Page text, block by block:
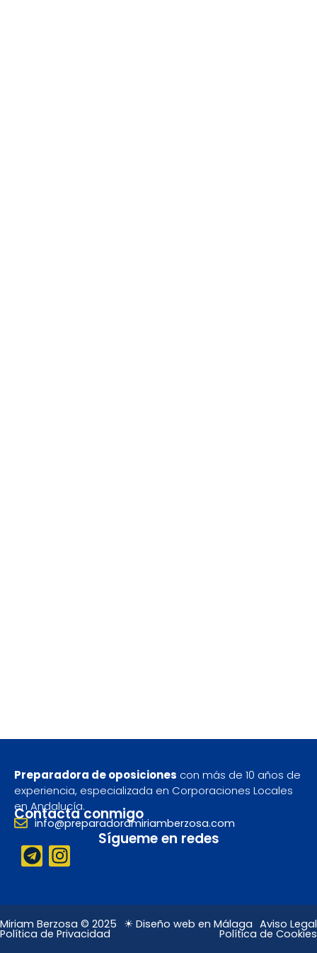
Preparadora de oposiciones con más de 10 años de
experiencia, especializada en Corporaciones Locales
en Andalucía.
Contacta conmigo
info@preparadoramiriamberzosa.com
Sígueme en redes
T
e
e
g
r
I
n
t
a
g
Miriam Berzosa © 2025 ☀ Diseño web en Málaga Aviso Legal
Política de Privacidad Política de Cookies